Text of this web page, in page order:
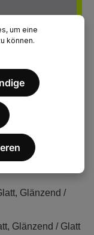
Glänzend /
Glänzend / Glatt
um eine
können.